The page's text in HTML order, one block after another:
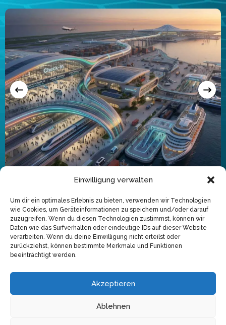
Einwilligung verwalten
Um dir ein optimales Erlebnis zu bieten, verwenden wir Technologien
wie Cookies, um Geräteinformationen zu speichern und/oder darauf
zuzugreifen. Wenn du diesen Technologien zustimmst, können wir
Daten wie das Surfverhalten oder eindeutige IDs auf dieser Website
verarbeiten. Wenn du deine Einwilligung nicht erteilst oder
zurückziehst, können bestimmte Merkmale und Funktionen
beeinträchtigt werden.
Akzeptieren
Ablehnen
Check-in
INSERT_STEADY_NEWSLETTER_SIGNUP_HERE
Datenschutz